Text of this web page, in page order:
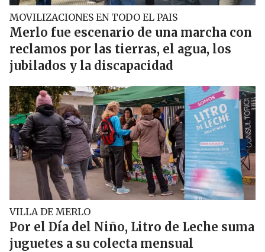
MOVILIZACIONES EN TODO EL PAIS
Merlo fue escenario de una marcha con
reclamos por las tierras, el agua, los
jubilados y la discapacidad
VILLA DE MERLO
Por el Día del Niño, Litro de Leche suma
juguetes a su colecta mensual